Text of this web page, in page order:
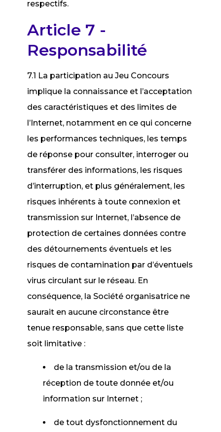
respectifs.
Article 7 -
Responsabilité
7.1 La participation au Jeu Concours
implique la connaissance et l’acceptation
des caractéristiques et des limites de
l’Internet, notamment en ce qui concerne
les performances techniques, les temps
de réponse pour consulter, interroger ou
transférer des informations, les risques
d’interruption, et plus généralement, les
risques inhérents à toute connexion et
transmission sur Internet, l’absence de
protection de certaines données contre
des détournements éventuels et les
risques de contamination par d’éventuels
virus circulant sur le réseau. En
conséquence, la Société organisatrice ne
saurait en aucune circonstance être
tenue responsable, sans que cette liste
soit limitative :
de la transmission et/ou de la
réception de toute donnée et/ou
information sur Internet ;
de tout dysfonctionnement du